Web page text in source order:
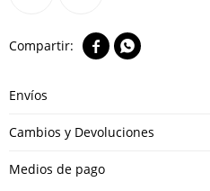
 
Envíos
Cambios y Devoluciones
Medios de pago